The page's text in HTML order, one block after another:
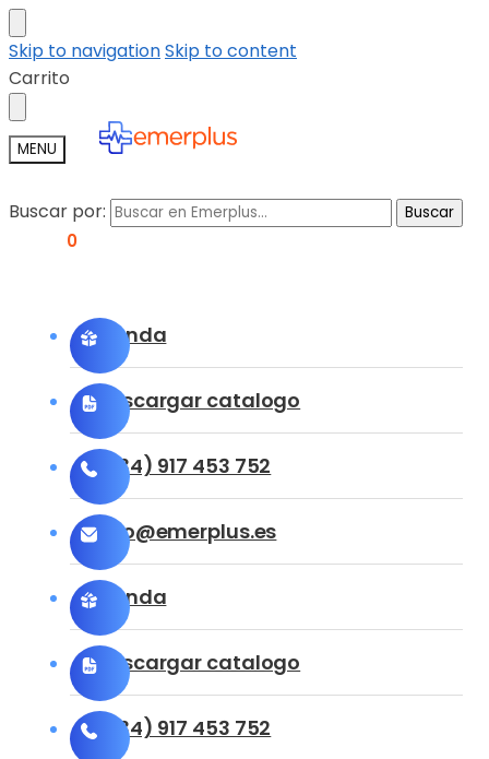
Skip to navigationSkip to content
Carrito
MENU
Buscar por: Buscar
0
Tienda
Descargar catalogo
(+34) 917 453 752
info@emerplus.es
Tienda
Descargar catalogo
(+34) 917 453 752